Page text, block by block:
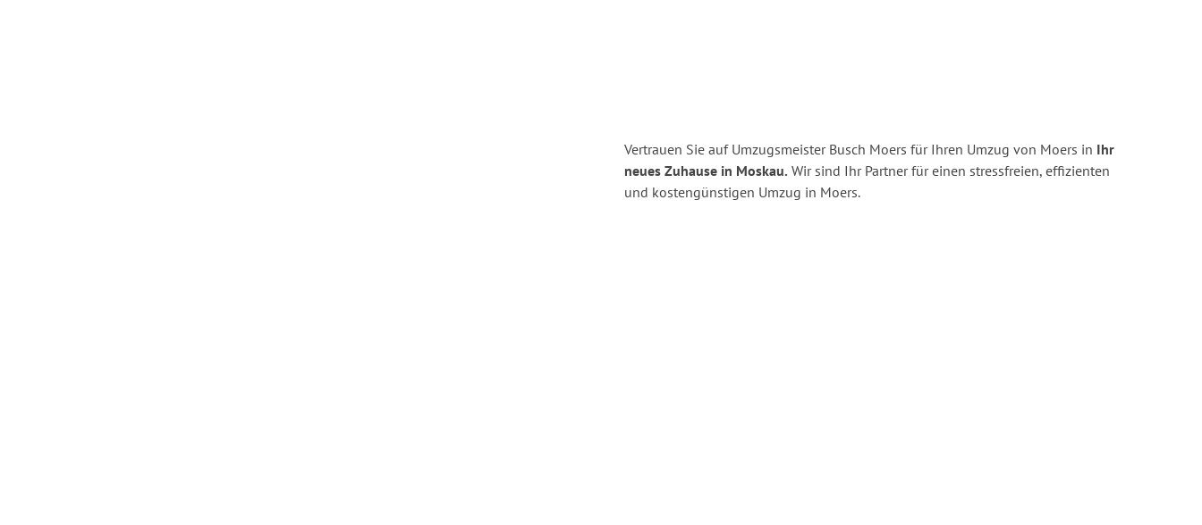
Vertrauen Sie auf Umzugsmeister Busch Moers für Ihren Umzug von Moers in Ihr
neues Zuhause in Moskau. Wir sind Ihr Partner für einen stressfreien, effizienten
und kostengünstigen Umzug in Moers.